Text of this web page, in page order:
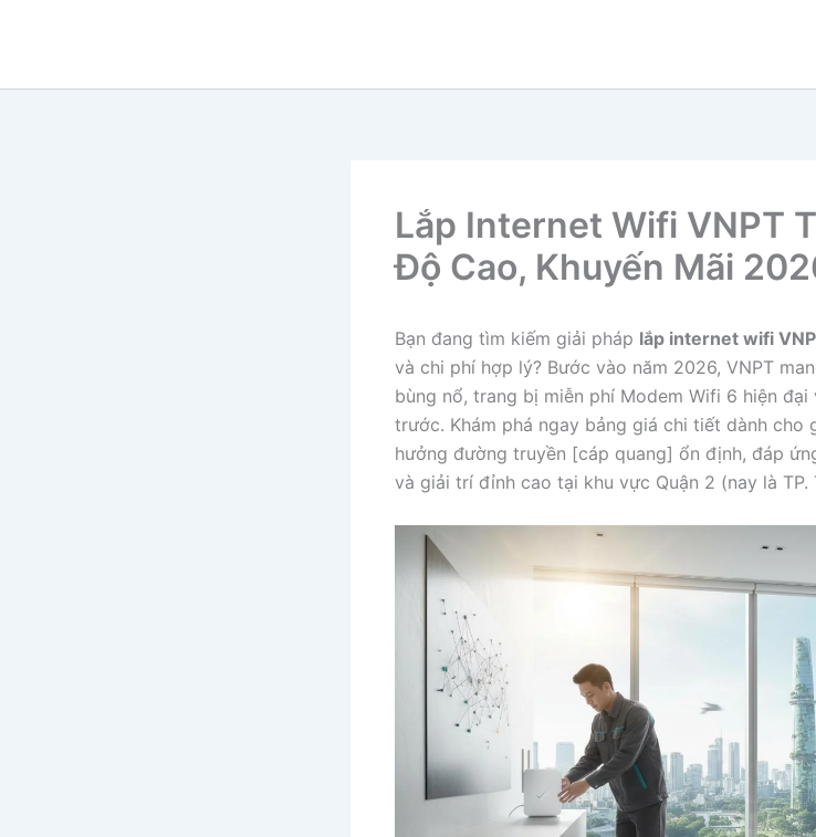
Lắp Internet Wifi VNPT
Độ Cao, Khuyến Mãi
Bạn đang tìm kiếm giải pháp lắp internet wifi
và chi phí hợp lý? Bước vào năm 2026, VNPT
bùng nổ, trang bị miễn phí Modem Wifi 6 hiện
trước. Khám phá ngay bảng giá chi tiết dành cho
hưởng đường truyền [cáp quang] ổn định, đáp
và giải trí đỉnh cao tại khu vực Quận 2 (nay là TP.